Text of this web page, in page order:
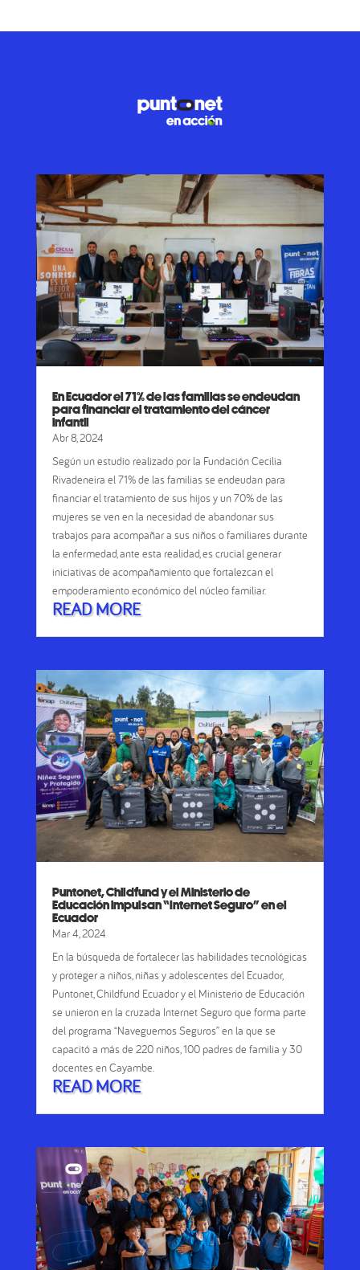
En Ecuador el 71% de las familias se endeudan
para financiar el tratamiento del cáncer
infantil
Abr 8, 2024
Según un estudio realizado por la Fundación Cecilia
Rivadeneira el 71% de las familias se endeudan para
financiar el tratamiento de sus hijos y un 70% de las
mujeres se ven en la necesidad de abandonar sus
trabajos para acompañar a sus niños o familiares durante
la enfermedad, ante esta realidad, es crucial generar
iniciativas de acompañamiento que fortalezcan el
empoderamiento económico del núcleo familiar.
READ MORE
Puntonet, Childfund y el Ministerio de
Educación impulsan “Internet Seguro” en el
Ecuador
Mar 4, 2024
En la búsqueda de fortalecer las habilidades tecnológicas
y proteger a niños, niñas y adolescentes del Ecuador,
Puntonet, Childfund Ecuador y el Ministerio de Educación
se unieron en la cruzada Internet Seguro que forma parte
del programa “Naveguemos Seguros” en la que se
capacitó a más de 220 niños, 100 padres de familia y 30
docentes en Cayambe.
READ MORE